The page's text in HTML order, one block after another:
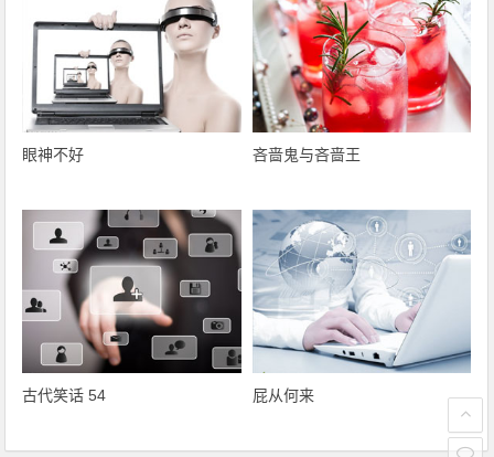
眼神不好 吝啬鬼与吝啬王
古代笑话 54 屁从何来